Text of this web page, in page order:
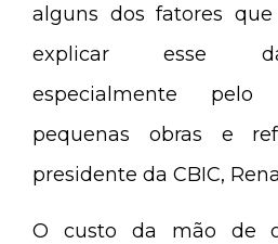
alguns dos fatores
explicar esse
especialmente
pequenas obras e
presidente da CBIC,
O custo da mão de